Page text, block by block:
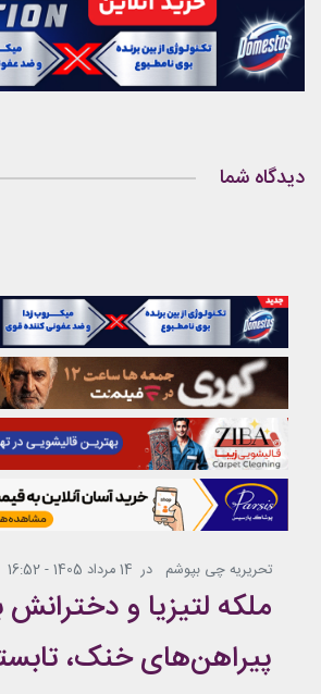
دیدگاه شما